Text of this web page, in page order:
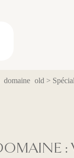
old >
: